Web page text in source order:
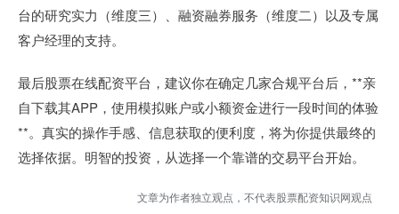
台的研究实力（维度三）、融资融券服务（维度二）以及专属
客户经理的支持。
最后股票在线配资平台，建议你在确定几家合规平台后，**亲
自下载其APP，使用模拟账户或小额资金进行一段时间的体验
**。真实的操作手感、信息获取的便利度，将为你提供最终的
选择依据。明智的投资，从选择一个靠谱的交易平台开始。
文章为作者独立观点，不代表股票配资知识网观点